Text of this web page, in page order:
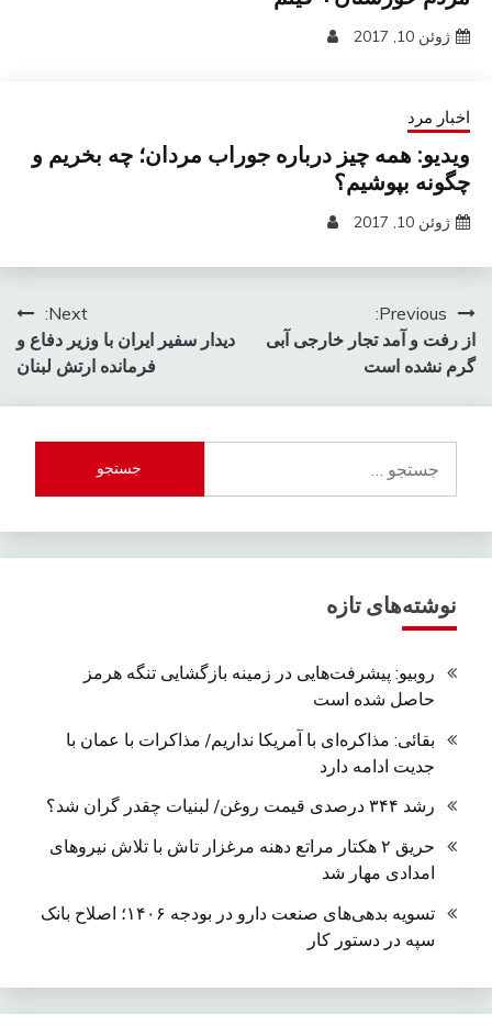
ژوئن 10, 2017
اخبار مرد
ویدیو: همه چیز درباره جوراب مردان؛ چه بخریم و
چگونه بپوشیم؟
ژوئن 10, 2017
راهبری
نوشته
Previous:
از رفت و آمد تجار خارجی آبی
گرم نشده است
Next:
دیدار سفیر ایران با وزیر دفاع و
فرمانده ارتش لبنان
برای:
نوشته‌های تازه
روبیو: پیشرفت‌هایی در زمینه بازگشایی تنگه هرمز
حاصل شده است
بقائی: مذاکره‌ای با آمریکا نداریم/ مذاکرات با عمان با
جدیت ادامه دارد
رشد ۳۴۴ درصدی قیمت روغن/ لبنیات چقدر گران شد؟
حریق ۲ هکتار مراتع دهنه مرغزار تاش با تلاش نیروهای
امدادی مهار شد
تسویه بدهی‌های صنعت دارو در بودجه ۱۴۰۶؛ اصلاح بانک
سپه در دستور کار